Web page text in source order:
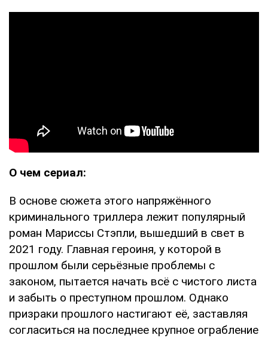
О чем сериал:
В основе сюжета этого напряжённого
криминального триллера лежит популярный
роман Мариссы Стэпли, вышедший в свет в
2021 году. Главная героиня, у которой в
прошлом были серьёзные проблемы с
законом, пытается начать всё с чистого листа
и забыть о преступном прошлом. Однако
призраки прошлого настигают её, заставляя
согласиться на последнее крупное ограбление